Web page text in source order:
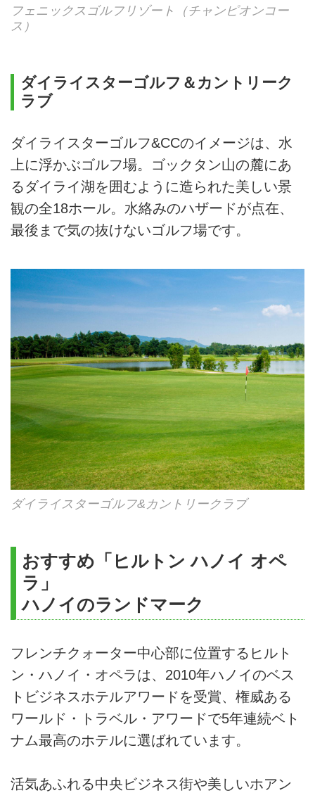
フェニックスゴルフリゾート（チャンピオンコー
ス）
ダイライスターゴルフ＆カントリーク
ラブ
ダイライスターゴルフ&CCのイメージは、水
上に浮かぶゴルフ場。ゴックタン山の麓にあ
るダイライ湖を囲むように造られた美しい景
観の全18ホール。水絡みのハザードが点在、
最後まで気の抜けないゴルフ場です。
ダイライスターゴルフ&カントリークラブ
おすすめ「ヒルトン ハノイ オペ
ラ」
ハノイのランドマーク
フレンチクォーター中心部に位置するヒルト
ン・ハノイ・オペラは、2010年ハノイのベス
トビジネスホテルアワードを受賞、権威ある
ワールド・トラベル・アワードで5年連続ベト
ナム最高のホテルに選ばれています。
活気あふれる中央ビジネス街や美しいホアン